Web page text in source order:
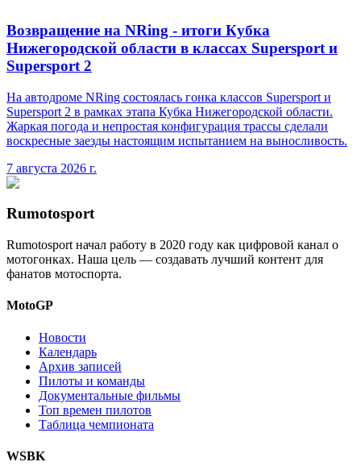
Возвращение на NRing - итоги Кубка
Нижегородской области в классах Supersport и
Supersport 2
На автодроме NRing состоялась гонка классов Supersport и
Supersport 2 в рамках этапа Кубка Нижегородской области.
Жаркая погода и непростая конфигурация трассы сделали
воскресные заезды настоящим испытанием на выносливость.
7 августа 2026 г.
Rumotosport
Rumotosport начал работу в 2020 году как цифровой канал о
мотогонках. Наша цель — создавать лучший контент для
фанатов мотоспорта.
MotoGP
Новости
Календарь
Архив записей
Пилоты и команды
Документальные фильмы
Топ времен пилотов
Таблица чемпионата
WSBK